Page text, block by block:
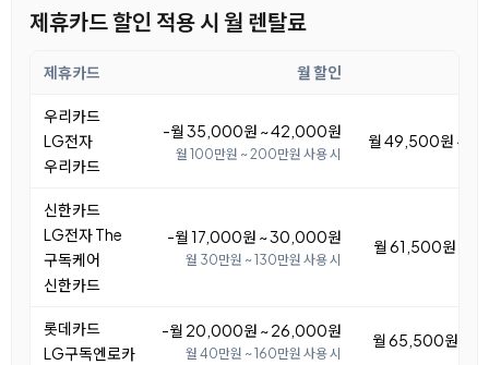
제휴카드 할인 적용 시 월 렌탈료
제휴카드 월 할인
우리카드
LG전자
우리카드
-월 35,000원 ~ 42,000원
월 100만원 ~ 200만원 사용 시
월 49,500원 ~
신한카드
LG전자 The
구독케어
신한카드
-월 17,000원 ~ 30,000원
월 30만원 ~ 130만원 사용 시
월 61,500원 ~
롯데카드
LG구독엔로카
-월 20,000원 ~ 26,000원
월 40만원 ~ 160만원 사용 시
월 65,500원 ~